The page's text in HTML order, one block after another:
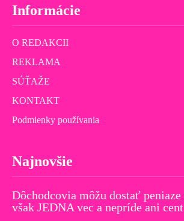
Informácie
O REDAKCII
REKLAMA
SÚŤAŽE
KONTAKT
Podmienky používania
Najnovšie
Dôchodcovia môžu dostať
však JEDNA vec a nepríde ani cent